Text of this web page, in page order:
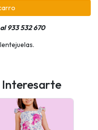
933 532 670
Interesarte